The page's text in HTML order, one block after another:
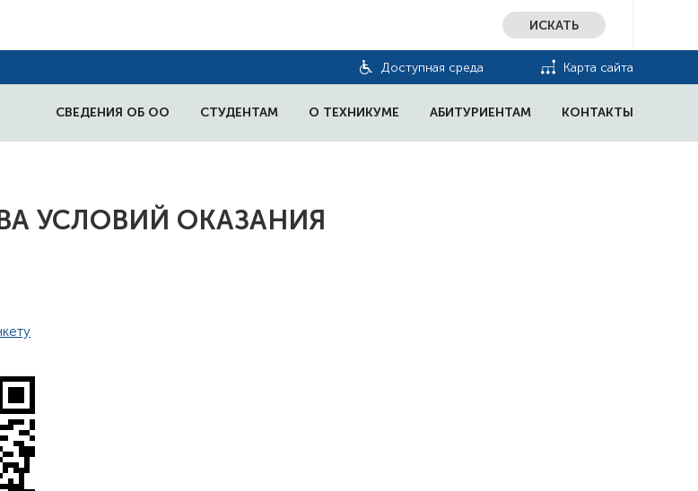
ИСКАТЬ
Доступная среда Карта сайта
СВЕДЕНИЯ ОБ ОО СТУДЕНТАМ О ТЕХНИКУМЕ АБИТУРИЕНТАМ КОНТАКТЫ
УСЛОВИЙ ОКАЗАНИЯ